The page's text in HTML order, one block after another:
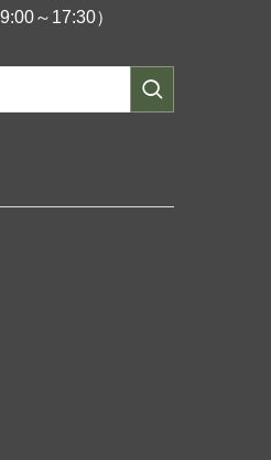
～17:30）